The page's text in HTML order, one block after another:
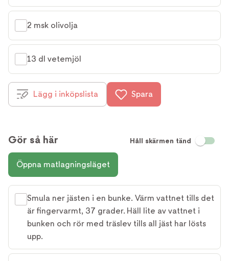
2 msk olivolja
13 dl vetemjöl
Lägg i inköpslista Spara
Gör så här Håll skärmen tänd
Öppna matlagningsläget
Smula ner jästen i en bunke. Värm vattnet tills det
är fingervarmt, 37 grader. Häll lite av vattnet i
bunken och rör med träslev tills all jäst har lösts
upp.